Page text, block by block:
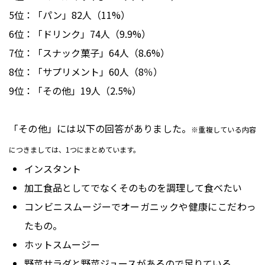
5位：「パン」82人（11%）
6位：「ドリンク」74人（9.9%）
7位：「スナック菓子」64人（8.6%）
8位：「サプリメント」60人（8％）
9位：「その他」19人（2.5%）
「その他」には以下の回答がありました。
※重複している内容
につきましては、1つにまとめています。
インスタント
加工食品としてでなくそのものを調理して食べたい
コンビニスムージーでオーガニックや健康にこだわっ
たもの。
ホットスムージー